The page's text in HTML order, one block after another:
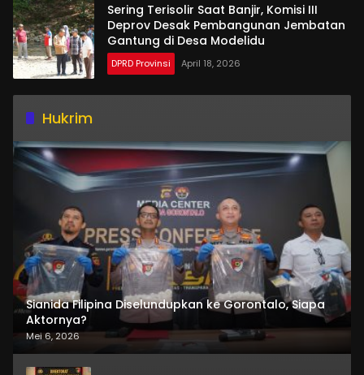
Sering Terisolir Saat Banjir, Komisi III
Deprov Desak Pembangunan Jembatan
Gantung di Desa Modelidu
DPRD Provinsi April 18, 2026
Hukrim
Sianida Filipina Diselundupkan ke Gorontalo, Siapa
Aktornya?
Mei 6, 2026